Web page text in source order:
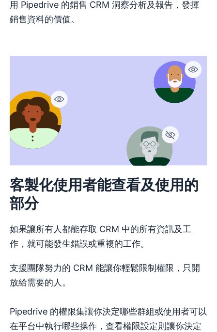
用 Pipedrive 的銷售 CRM 洞察分析及報告，發揮
銷售資料的價值。
客製化使用者能查看及使用的
部分
如果讓所有人都能存取 CRM 中的所有資訊及工
作，就可能發生錯誤或重複的工作。
支援團隊努力的 CRM 能讓你輕鬆限制權限，只開
放給需要的人。
Pipedrive 的權限集讓你決定哪些群組或使用者可以
在平台中執行哪些操作，查看權限設定則讓你決定